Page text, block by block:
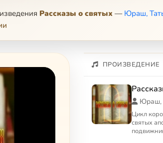
Рассказы о святых — Юраш,
ПРОИЗВЕДЕНИЕ
Юраш,
Цикл
святых